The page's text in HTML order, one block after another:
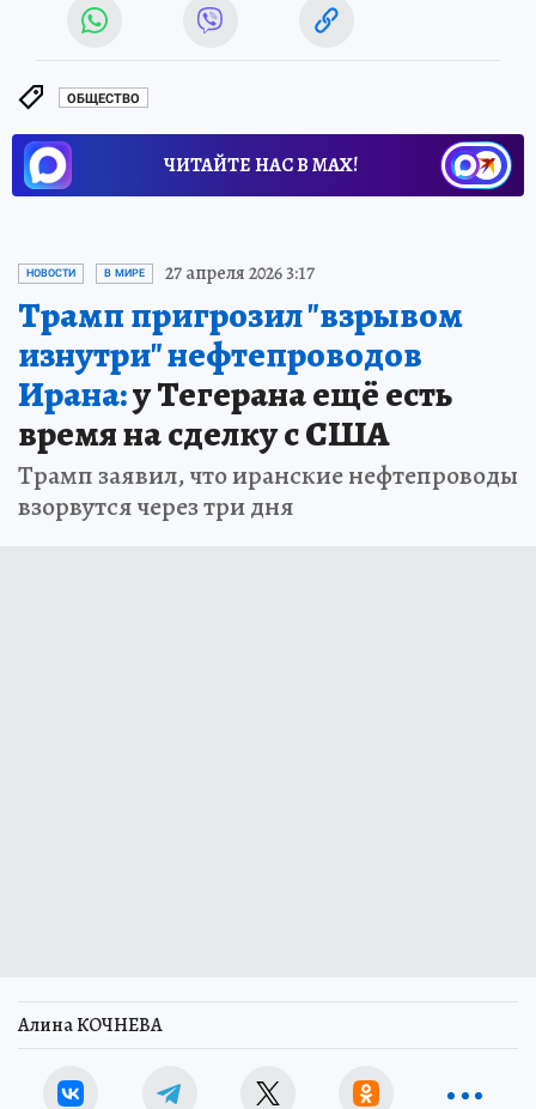
ОБЩЕСТВО
ЧИТАЙТЕ НАС В МАХ!
НОВОСТИ В МИРЕ 27 апреля 2026 3:17
Трамп пригрозил "взрывом
изнутри" нефтепроводов
Ирана:у Тегерана ещё есть
время на сделку с США
Трамп заявил, что иранские нефтепроводы
взорвутся через три дня
Алина КОЧНЕВА